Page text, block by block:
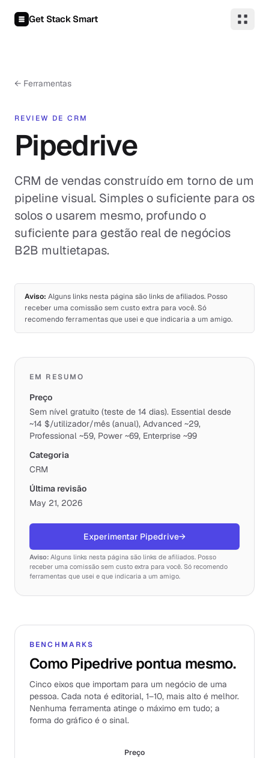
Get Stack Smart
← Ferramentas
REVIEW DE CRM
Pipedrive
CRM de vendas construído em torno de um
pipeline visual. Simples o suficiente para os
solos o usarem mesmo, profundo o
suficiente para gestão real de negócios
B2B multietapas.
Aviso: Alguns links nesta página são links de afiliados. Posso
receber uma comissão sem custo extra para você. Só
recomendo ferramentas que usei e que indicaria a um amigo.
EM RESUMO
Preço
Sem nível gratuito (teste de 14 dias). Essential desde
~14 $/utilizador/mês (anual), Advanced ~29,
Professional ~59, Power ~69, Enterprise ~99
Categoria
CRM
Última revisão
May 21, 2026
Experimentar Pipedrive→
Aviso: Alguns links nesta página são links de afiliados. Posso
receber uma comissão sem custo extra para você. Só recomendo
ferramentas que usei e que indicaria a um amigo.
BENCHMARKS
Como Pipedrive pontua mesmo.
Cinco eixos que importam para um negócio de uma
pessoa. Cada nota é editorial, 1–10, mais alto é melhor.
Nenhuma ferramenta atinge o máximo em tudo; a
forma do gráfico é o sinal.
Preço